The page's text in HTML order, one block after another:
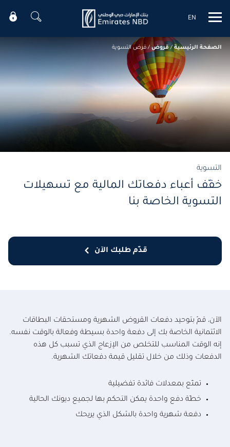
Mobile menu
EN
الصفحة الرئيسية/قروض/قرض التسوية
التسوية
خفّف أعباء دفعاتك المالية مع تسهيلات
التسوية الخاصة بنا
قدّم طلبك الآن
الآن، قمّ بتوحيد دفعات القروض الشهرية ومستحقات البطاقات
الائتمانية الخاصة بك إلى دفعة واحدة بسيطة وفعالة بالوقت نفسه.
إنه الوقت المناسب للتخلص من الإزعاج الذي تسبب كل هذه
الدفعات وذلك من خلال تقليل قيمة دفعاتك الشهرية.
تمتّع بمعدلات فائدة تفضيلية
خطّة دفع واحدة يمكن التحكم بها لجميع ديونك الحالية
دفعة شهرية واحدة بالشكل الذي يريحك